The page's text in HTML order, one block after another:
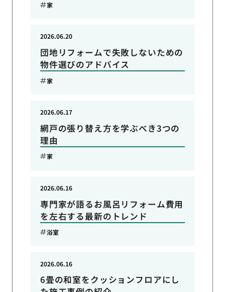
家
団地リフォームで失敗しないための
物件選びのアドバイス
2026.06.20
家
網戸の張り替え方を学ぶべき3つの
理由
2026.06.17
家
専門家が語るお風呂リフォーム費用
を左右する最新のトレンド
2026.06.16
浴室
6畳の和室をクッションフロアにし
2026.06.16